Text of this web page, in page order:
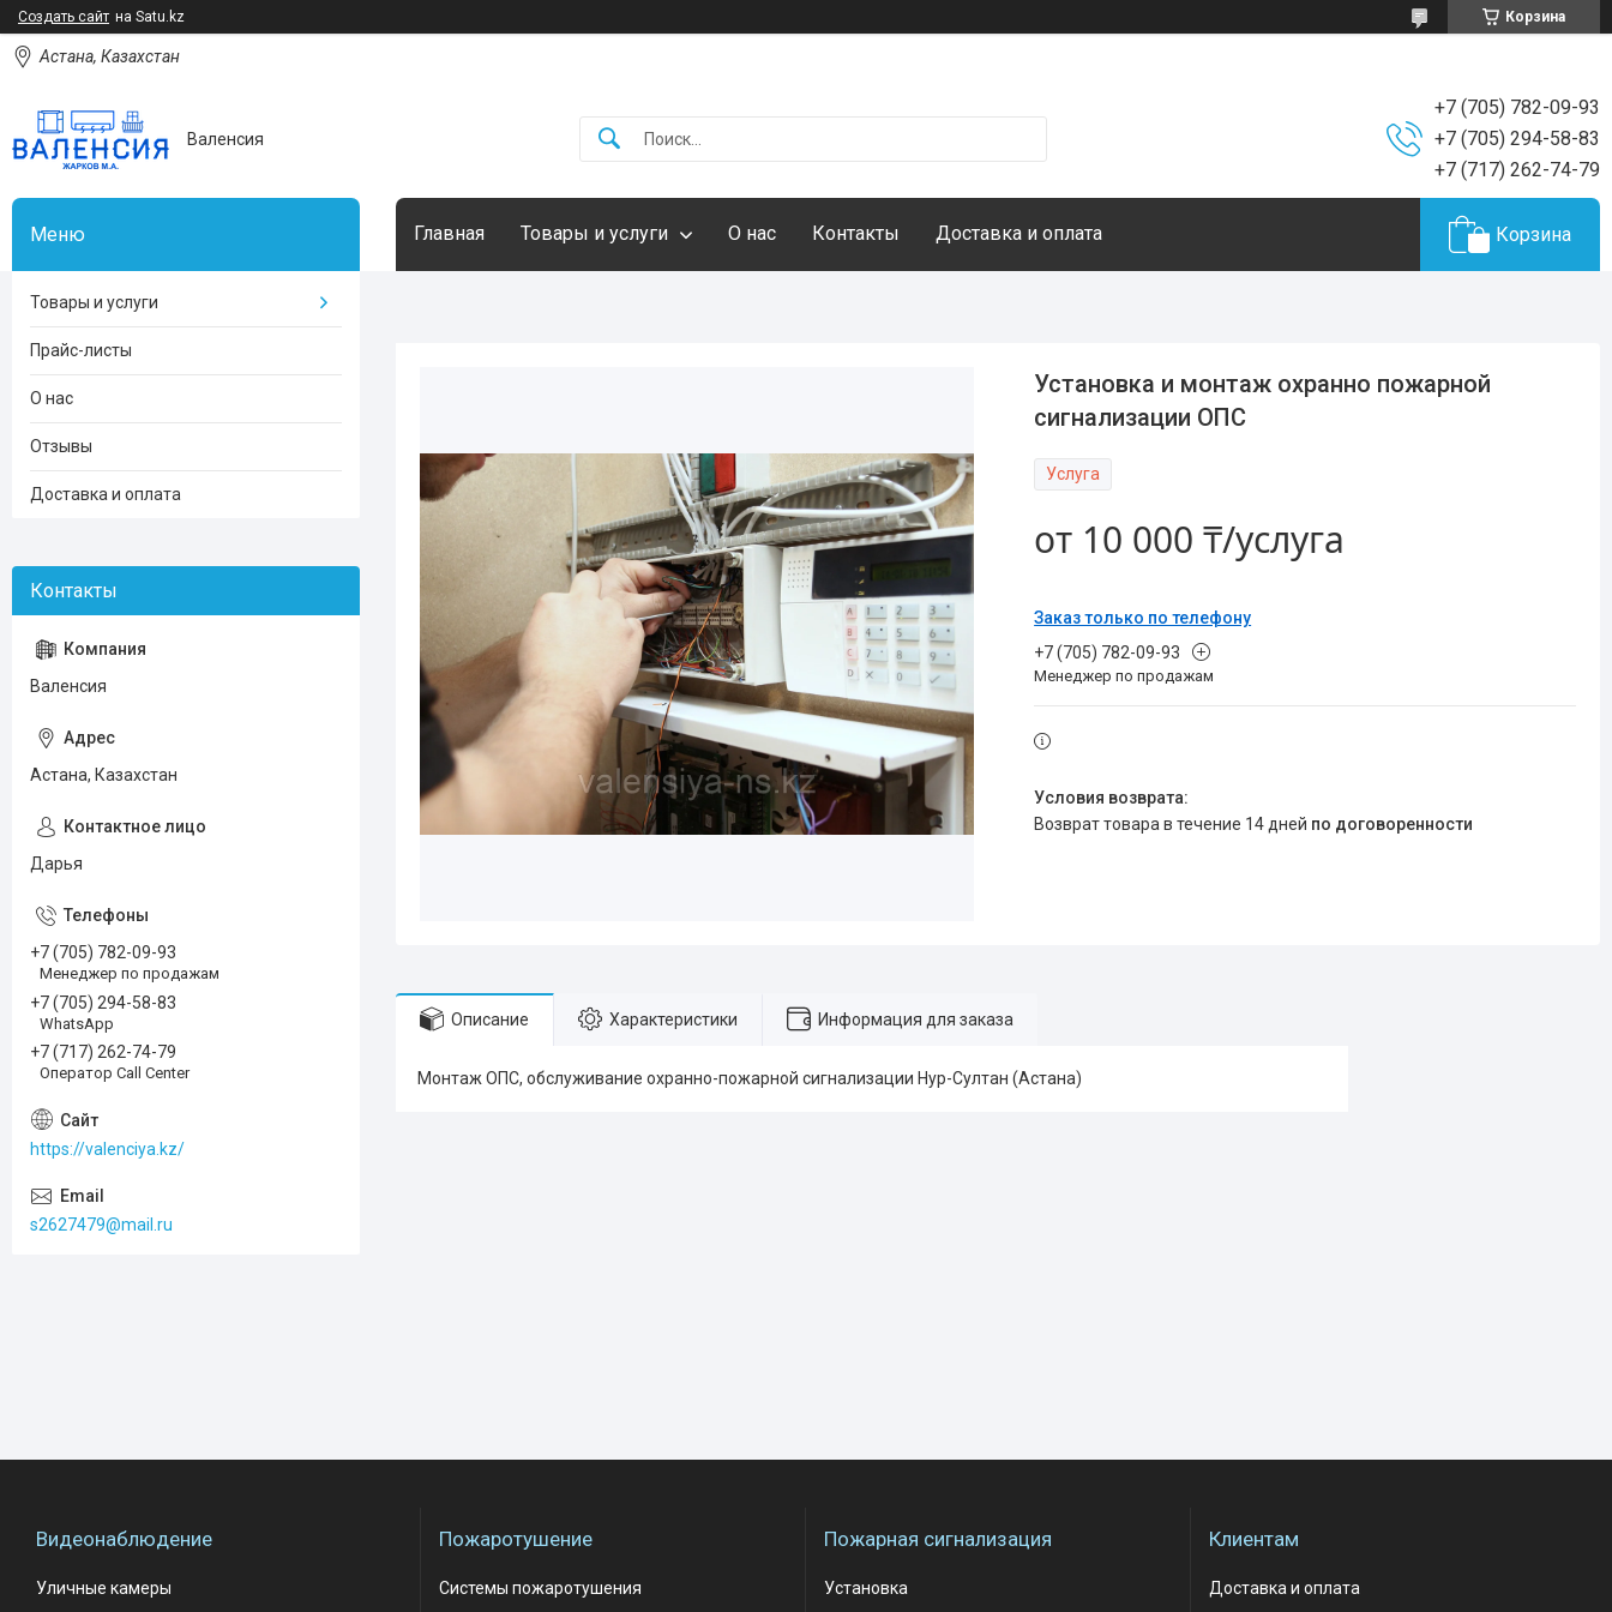
Создать сайт на Satu.kz Корзина
Астана, Казахстан
Валенсия
+7 (705) 782-09-93
+7 (705) 294-58-83
+7 (717) 262-74-79
Главная Товары и услуги О нас Контакты Доставка и оплата Корзина
Установка и монтаж охранно пожарной
сигнализации ОПС
Услуга
от 10 000 ₸/услуга
Заказ только по телефону
+7 (705) 782-09-93
Менеджер по продажам
возврат товара в течение 14 дней по договоренности
Описание Характеристики Информация для заказа
Монтаж ОПС, обслуживание охранно-пожарной сигнализации Нур-Султан (Астана)
Товары и услуги
Прайс-листы
О нас
Отзывы
Доставка и оплата
Валенсия
Астана, Казахстан
Дарья
+7 (705) 782-09-93
Менеджер по продажам
+7 (705) 294-58-83
WhatsApp
+7 (717) 262-74-79
Оператор Call Center
https://valenciya.kz/
s2627479@mail.ru
Видеонаблюдение
Уличные камеры
Пожаротушение
Системы пожаротушения
Пожарная сигнализация
Установка
Клиентам
Доставка и оплата